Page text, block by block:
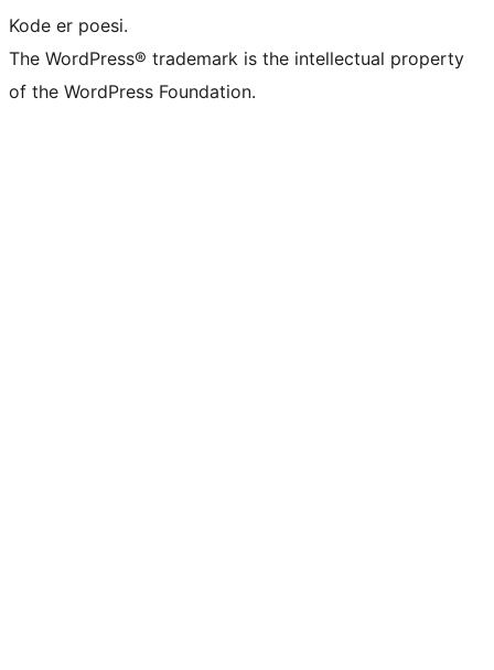
Kode er poesi.
The WordPress® trademark is the intellectual property
of the WordPress Foundation.